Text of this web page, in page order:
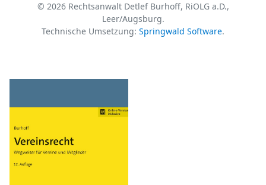
© 2026 Rechtsanwalt Detlef Burhoff, RiOLG a.D.,
Leer/Augsburg.
Technische Umsetzung: Springwald Software.